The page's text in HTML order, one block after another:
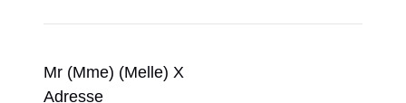
Mr (Mme) (Melle) X
Adresse